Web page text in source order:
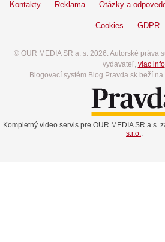
Kontakty Reklama Otázky a
Cookies GDPR
© OUR MEDIA SR a. s. 2026. Autorské práva
vydavateľ, viac info.
Blogovací systém Blog.Pravda.sk beží
Kompletný video servis pre OUR MEDIA SR a.s.
s.r.o.